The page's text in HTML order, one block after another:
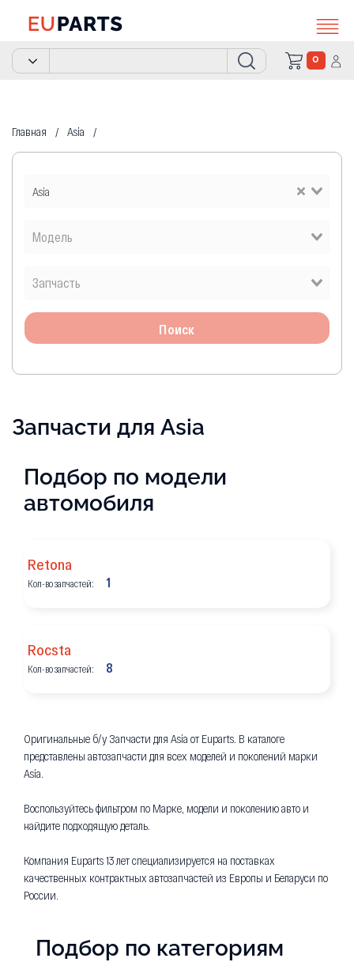
0
Главная Asia
Asia
Поиск
Запчасти для Asia
Подбор по модели
автомобиля
Retona
Кол-во запчастей: 1
Rocsta
Кол-во запчастей: 8
Оригинальные б/у Запчасти для Asia от Euparts. В каталоге
представлены автозапчасти для всех моделей и поколений марки
Asia.
Воспользуйтесь фильтром по Марке, модели и поколению авто и
найдите подходящую деталь.
Компания Euparts 13 лет специализируется на поставках
качественных контрактных автозапчастей из Европы и Беларуси по
России.
Подбор по категориям